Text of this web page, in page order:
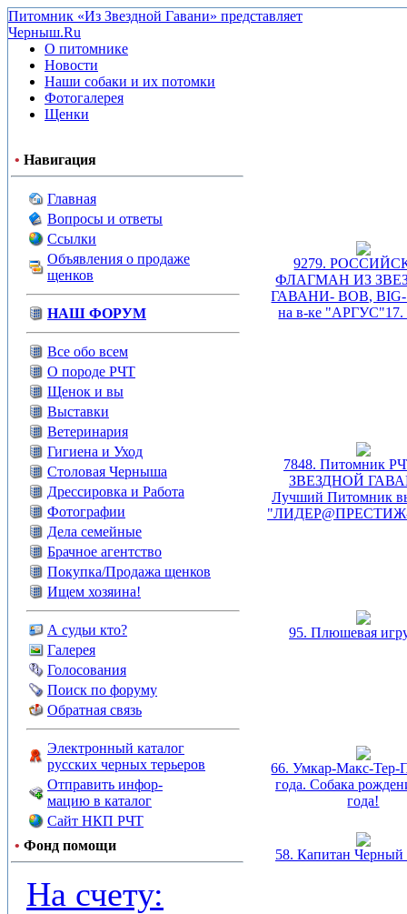
Питомник «Из Звездной Гавани» представляет
Черныш.Ru
О питомнике
Новости
Наши собаки и их потомки
Фотогалерея
Щенки
• Навигация
Главная
Вопросы и ответы
Ссылки
Объявления о продаже
щенков
НАШ ФОРУМ
Все обо всем
О породе РЧТ
Щенок и вы
Выставки
Ветеринария
Гигиена и Уход
Столовая Черныша
Дрессировка и Работа
Фотографии
Дела семейные
Брачное агентство
Покупка/Продажа щенков
Ищем хозяина!
А судьи кто?
Галерея
Голосования
Поиск по форуму
Обратная связь
Электронный каталог
русских черных терьеров
Отправить инфор-
мацию в каталог
Сайт НКП РЧТ
• Фонд помощи
На счету:
9279.
ФЛАГМАН ИЗ
ГАВАНИ- BOB, BIG-
на в-ке "АРГУС"17.
7848. Питомник
ЗВЕЗДНОЙ
Лучший Питомник
95. Плюшевая
66. Умкар-Макс-
года. Собака
года!
58. Капитан Черный